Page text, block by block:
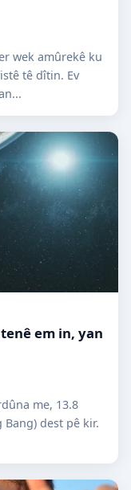
wek amûrekê ku
tê dîtin. Ev
em in, yan
me, 13.8
dest pê kir.